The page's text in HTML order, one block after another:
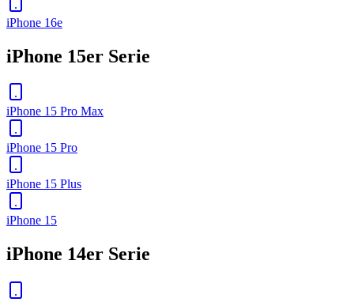
iPhone 16e
iPhone 15er Serie
iPhone 15 Pro Max
iPhone 15 Pro
iPhone 15 Plus
iPhone 15
iPhone 14er Serie